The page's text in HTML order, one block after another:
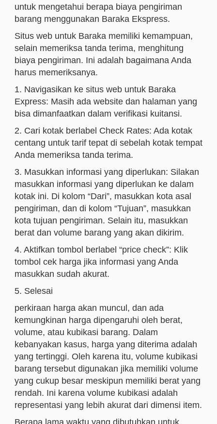
untuk mengetahui berapa biaya pengiriman
barang menggunakan Baraka Ekspress.
Situs web untuk Baraka memiliki kemampuan,
selain memeriksa tanda terima, menghitung
biaya pengiriman. Ini adalah bagaimana Anda
harus memeriksanya.
1. Navigasikan ke situs web untuk Baraka
Express: Masih ada website dan halaman yang
bisa dimanfaatkan dalam verifikasi kuitansi.
2. Cari kotak berlabel Check Rates: Ada kotak
centang untuk tarif tepat di sebelah kotak tempat
Anda memeriksa tanda terima.
3. Masukkan informasi yang diperlukan: Silakan
masukkan informasi yang diperlukan ke dalam
kotak ini. Di kolom “Dari”, masukkan kota asal
pengiriman, dan di kolom “Tujuan”, masukkan
kota tujuan pengiriman. Selain itu, masukkan
berat dan volume barang yang akan dikirim.
4. Aktifkan tombol berlabel “price check”: Klik
tombol cek harga jika informasi yang Anda
masukkan sudah akurat.
5. Selesai
perkiraan harga akan muncul, dan ada
kemungkinan harga dipengaruhi oleh berat,
volume, atau kubikasi barang. Dalam
kebanyakan kasus, harga yang diterima adalah
yang tertinggi. Oleh karena itu, volume kubikasi
barang tersebut digunakan jika memiliki volume
yang cukup besar meskipun memiliki berat yang
rendah. Ini karena volume kubikasi adalah
representasi yang lebih akurat dari dimensi item.
Berapa lama waktu yang dibutuhkan untuk